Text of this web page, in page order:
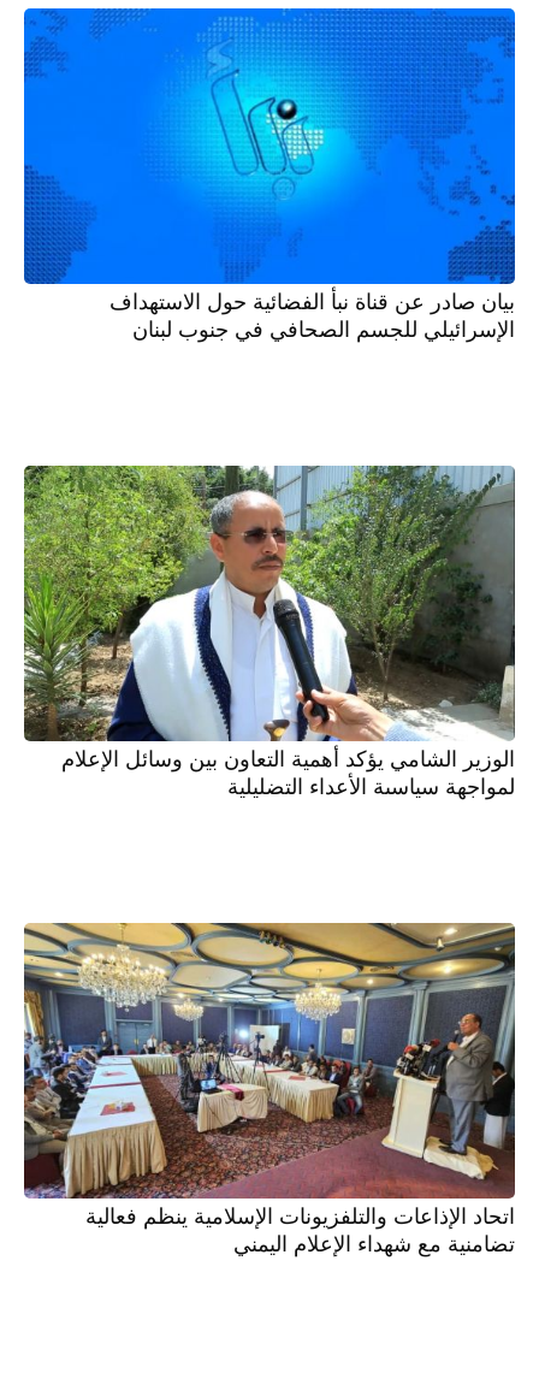
بيان صادر عن قناة نبأ الفضائية حول الاستهداف
الإسرائيلي للجسم الصحافي في جنوب لبنان
الوزير الشامي يؤكد أهمية التعاون بين وسائل الإعلام
لمواجهة سياسىة الأعداء التضليلية
اتحاد الإذاعات والتلفزيونات الإسلامية ينظم فعالية
تضامنية مع شهداء الإعلام اليمني